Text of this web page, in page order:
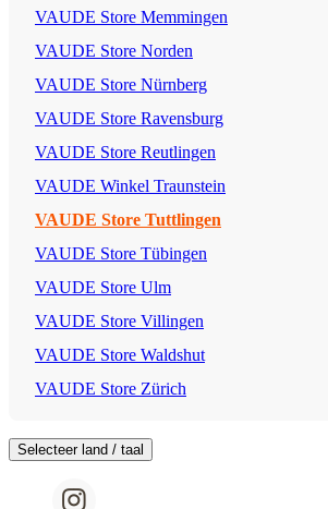
VAUDE Store Memmingen
VAUDE Store Norden
VAUDE Store Nürnberg
VAUDE Store Ravensburg
VAUDE Store Reutlingen
VAUDE Winkel Traunstein
VAUDE Store Tuttlingen
VAUDE Store Tübingen
VAUDE Store Ulm
VAUDE Store Villingen
VAUDE Store Waldshut
VAUDE Store Zürich
Selecteer land / taal